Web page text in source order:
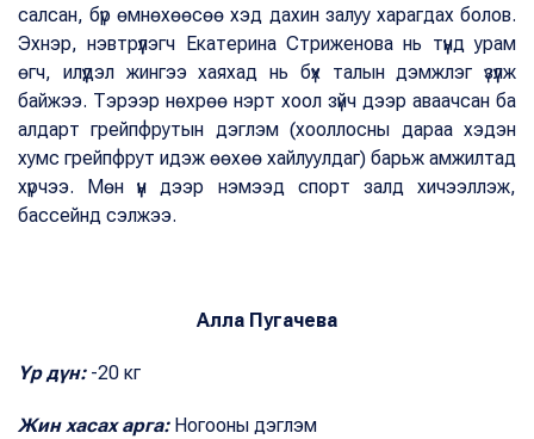
салсан, бүр өмнөхөөсөө хэд дахин залуу харагдах болов.
Эхнэр, нэвтрүүлэгч Екатерина Стриженова нь түүнд урам
өгч, илүүдэл жингээ хаяхад нь бүх талын дэмжлэг үзүүлж
байжээ. Тэрээр нөхрөө нэрт хоол зүйч дээр аваачсан ба
алдарт грейпфрутын дэглэм (хооллосны дараа хэдэн
хумс грейпфрут идэж өөхөө хайлуулдаг) барьж амжилтад
хүрчээ. Мөн үүн дээр нэмээд спорт залд хичээллэж,
бассейнд сэлжээ.
Алла Пугачева
Үр дүн:-20 кг
Жин хасах арга:Ногооны дэглэм